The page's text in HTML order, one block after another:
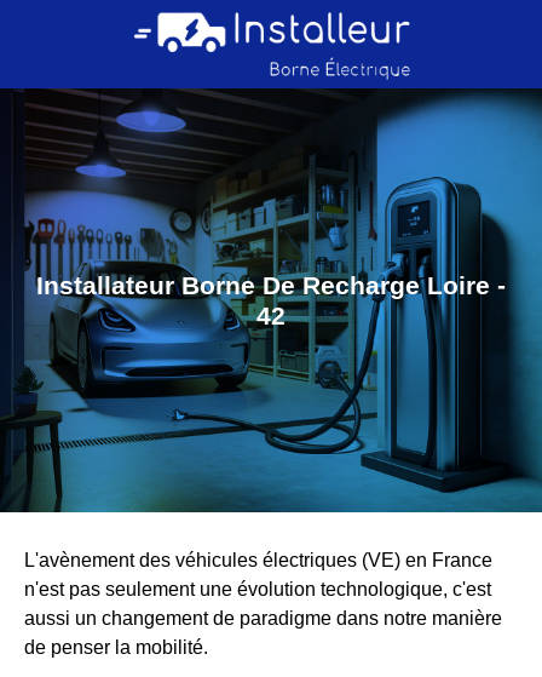
Installateur Borne De Recharge Loire -
42
L'avènement des véhicules électriques (VE) en France
n'est pas seulement une évolution technologique, c'est
aussi un changement de paradigme dans notre manière
de penser la mobilité.